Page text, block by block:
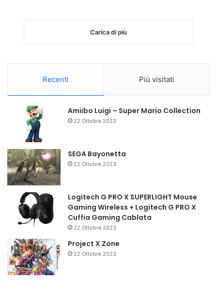
Carica di più
Recenti Più visitati
Amiibo Luigi – Super Mario Collection
22 Ottobre 2023
SEGA Bayonetta
22 Ottobre 2023
Logitech G PRO X SUPERLIGHT Mouse
Gaming Wireless + Logitech G PRO X
Cuffia Gaming Cablata
22 Ottobre 2023
Project X Zone
22 Ottobre 2023